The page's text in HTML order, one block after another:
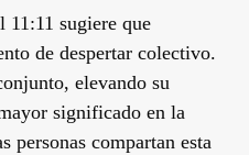
11:11 sugiere que
de despertar colectivo.
elevando su
significado en la
personas compartan esta